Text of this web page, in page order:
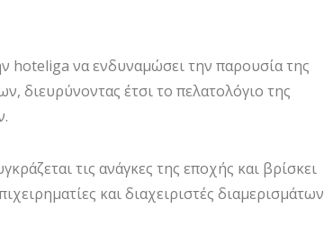
hoteliga να ενδυναμώσει την παρουσία της
διευρύνοντας έτσι το πελατολόγιο της
τις ανάγκες της εποχής και βρίσκει
και διαχειριστές διαμερισμάτων